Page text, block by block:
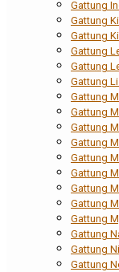
Gattung
Gattung
Gattung
Gattung
Gattung
Gattung
Gattung
Gattung
Gattung
Gattung
Gattung
Gattung
Gattung
Gattung
Gattung
Gattung
Gattung
Gattung